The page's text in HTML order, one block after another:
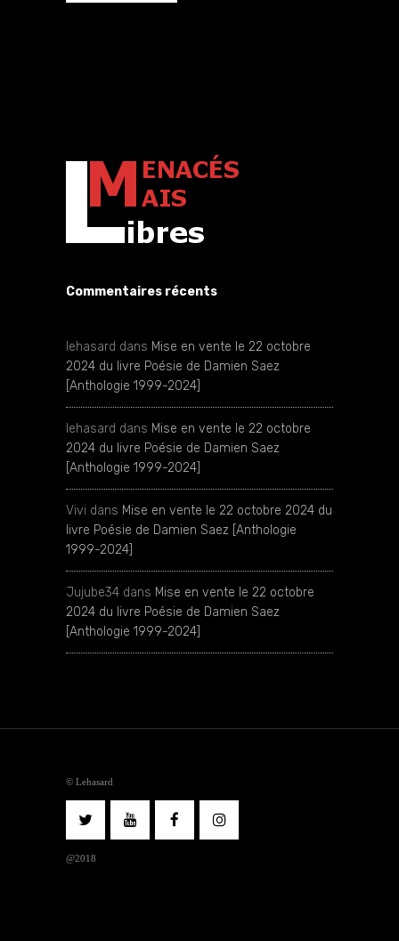
Commentaires récents
lehasard dans Mise en vente le 22 octobre
2024 du livre Poésie de Damien Saez
[Anthologie 1999-2024]
lehasard dans Mise en vente le 22 octobre
2024 du livre Poésie de Damien Saez
[Anthologie 1999-2024]
Vivi dans Mise en vente le 22 octobre 2024 du
livre Poésie de Damien Saez [Anthologie
1999-2024]
Jujube34 dans Mise en vente le 22 octobre
2024 du livre Poésie de Damien Saez
[Anthologie 1999-2024]
© Lehasard
@2018